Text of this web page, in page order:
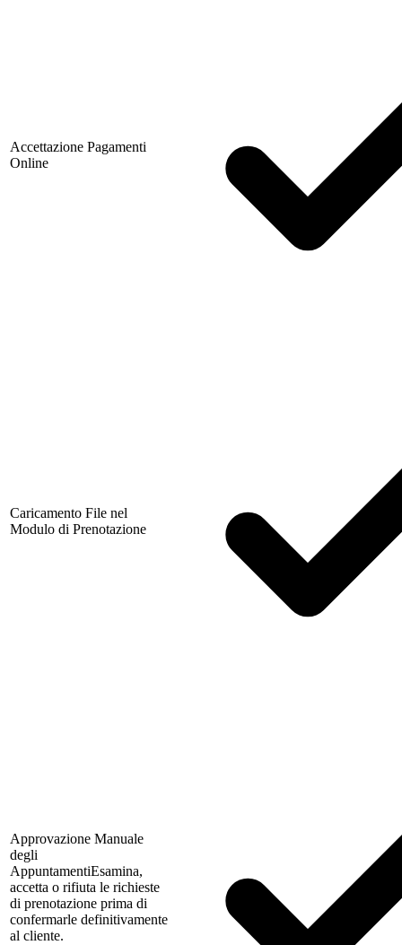
Accettazione Pagamenti
Online
Caricamento File nel
Modulo di Prenotazione
Approvazione Manuale
degli
AppuntamentiEsamina,
accetta o rifiuta le richieste
di prenotazione prima di
confermarle definitivamente
al cliente.